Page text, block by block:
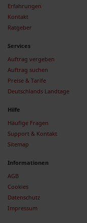
Erfahrungen
Kontakt
Ratgeber
Services
Auftrag vergeben
Auftrag suchen
Preise & Tarife
Deutschlands Landtage
Hilfe
Häufige Fragen
Support & Kontakt
Sitemap
Informationen
AGB
Cookies
Datenschutz
Impressum